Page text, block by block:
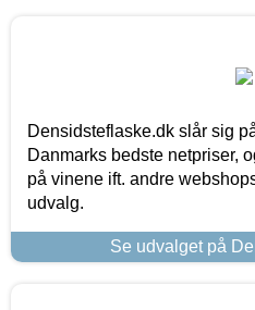
Densidsteflaske.dk slår sig
Danmarks bedste netpriser,
på vinene ift. andre
udvalg.
Se udvalget på